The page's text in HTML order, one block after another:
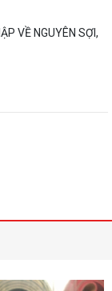
VỀ NGUYÊN SỢI,